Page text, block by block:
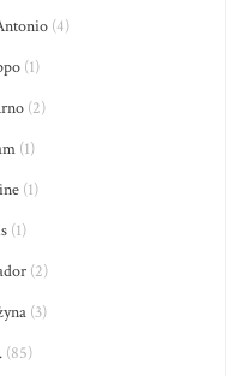
(4)
(1)
(2)
(1)
(1)
(1)
(2)
(3)
(85)